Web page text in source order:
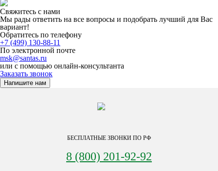
Свяжитесь с нами
Мы рады ответить на все вопросы и подобрать лучший для Вас
вариант!
Обратитесь по телефону
+7 (499) 130-88-11
По электронной почте
msk@santas.ru
или с помощью онлайн-консультанта
Заказать звонок
Напишите нам
БЕСПЛАТНЫЕ ЗВОНКИ ПО РФ
8 (800) 201-92-92